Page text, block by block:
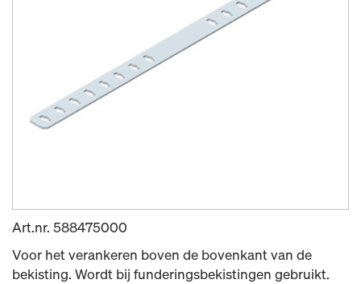
Art.nr. 588475000
Voor het verankeren boven de bovenkant van de
bekisting. Wordt bij funderingsbekistingen gebruikt.